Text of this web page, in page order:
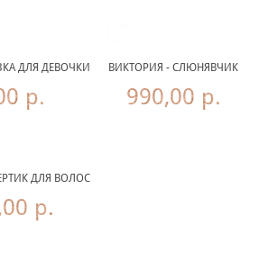
ДЛЯ ДЕВОЧКИ
р.
ВИКТОРИЯ - СЛЮНЯВЧИК
990,00 р.
ДЛЯ ВОЛОС
р.